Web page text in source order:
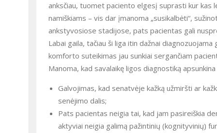
anksčiau, tuomet paciento elgesį suprasti kur kas
namiškiams – vis dar įmanoma „susikalbėti“,
ankstyvosiose stadijose, pats pacientas gali
Labai gaila, tačiau ši liga itin dažnai diagnozuojama gana vėlai, kai svarbiausias pagalbos būdas tampa kuo didesnis
komforto suteikimas jau sunkiai sergančiam
Manoma, kad savalaikę ligos diagnostiką
Galvojimas, kad senatvėje kažką užmiršti ar
senėjimo dalis;
Pats pacientas neigia tai, kad jam pasireiškia
aktyviai neigia galimą pažintinių (kognityvinių)